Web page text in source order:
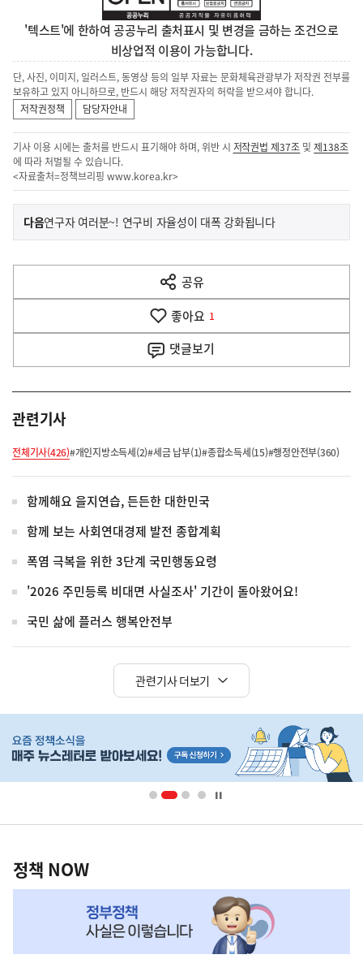
'텍스트'에 한하여 공공누리 출처표시 및 변경을 금하는 조건으로
비상업적 이용이 가능합니다.
단, 사진, 이미지, 일러스트, 동영상 등의 일부 자료는 문화체육관광부가 저작권 전부를
보유하고 있지 아니하므로, 반드시 해당 저작권자의 허락을 받으셔야 합니다.
저작권정책
담당자안내
기사 이용 시에는 출처를 반드시 표기해야 하며, 위반 시 저작권법 제37조 및제138조
에 따라 처벌될 수 있습니다.
<자료출처=정책브리핑 www.korea.kr>
이
전
다
음
다음기
연구자 여러분~! 연구비 자율성이 대폭 강화됩니다
공유
열
기
좋아요 1
댓글보기
관련기사
전체기사(426)#개인지방소득세(2)#세금 납부(1)#종합소득세(15)#행정안전부(360)
함께해요 을지연습, 든든한 대한민국
함께 보는 사회연대경제 발전 종합계획
폭염 극복을 위한 3단계 국민행동요령
'2026 주민등록 비대면 사실조사' 기간이 돌아왔어요!
국민 삶에 플러스 행복안전부
관련기사 더보기
단
배
영
책
NOW,
정책 NOW